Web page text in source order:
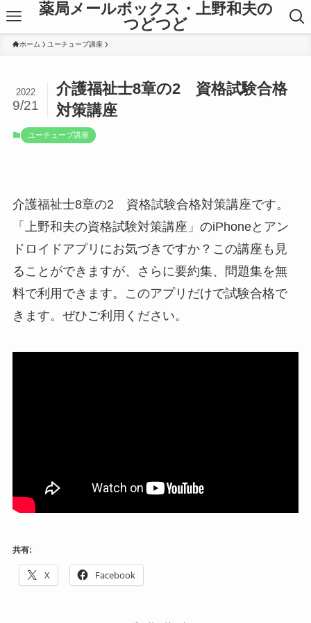
薬局メールボックス・上野和夫の
つどつど
ホーム ユーチューブ講座
介護福祉士8章の2 資格試験合格
対策講座
2022
9/21
ユーチューブ講座
介護福祉士8章の2 資格試験合格対策講座です。
「上野和夫の資格試験対策講座」のiPhoneとアン
ドロイドアプリにお気づきですか？この講座も見
ることができますが、さらに要約集、問題集を無
料で利用できます。このアプリだけで試験合格で
きます。ぜひご利用ください。
共有:
X Facebook